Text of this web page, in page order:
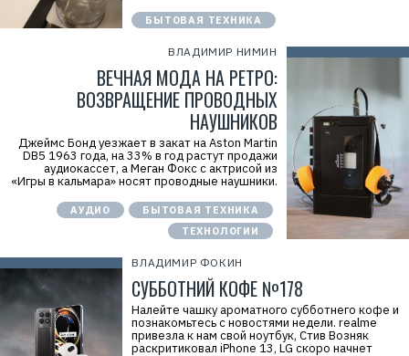
БЫТОВАЯ ТЕХНИКА
ВЛАДИМИР НИМИН
ВЕЧНАЯ МОДА НА РЕТРО:
ВОЗВРАЩЕНИЕ ПРОВОДНЫХ
НАУШНИКОВ
Джеймс Бонд уезжает в закат на Aston Martin
DB5 1963 года, на 33% в год растут продажи
аудиокассет, а Меган Фокс с актрисой из
«Игры в кальмара» носят проводные наушники.
АУДИО
БЫТОВАЯ ТЕХНИКА
ТЕХНОЛОГИИ
ВЛАДИМИР ФОКИН
СУББОТНИЙ КОФЕ №178
Налейте чашку ароматного субботнего кофе и
познакомьтесь с новостями недели. realme
привезла к нам свой ноутбук, Стив Возняк
раскритиковал iPhone 13, LG скоро начнет